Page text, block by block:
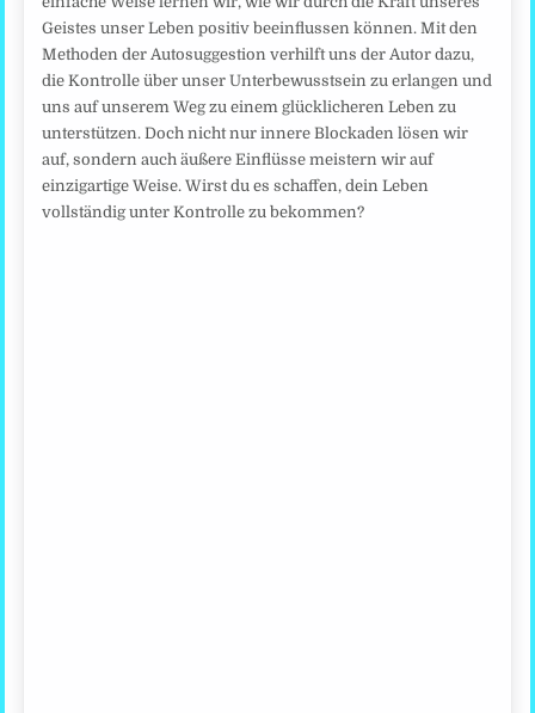
Geistes unser Leben positiv beeinflussen können. Mit den
Methoden der Autosuggestion verhilft uns der Autor dazu,
die Kontrolle über unser Unterbewusstsein zu erlangen und
uns auf unserem Weg zu einem glücklicheren Leben zu
unterstützen. Doch nicht nur innere Blockaden lösen wir
auf, sondern auch äußere Einflüsse meistern wir auf
einzigartige Weise. Wirst du es schaffen, dein Leben
vollständig unter Kontrolle zu bekommen?